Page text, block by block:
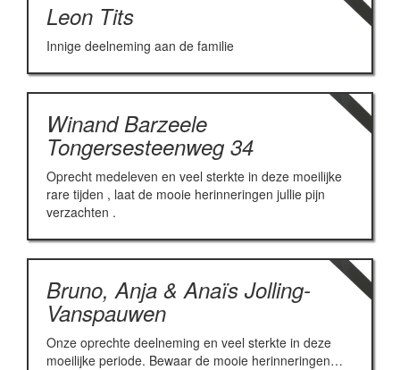
Leon Tits
Innige deelneming aan de familie
Winand Barzeele
Tongersesteenweg 34
Oprecht medeleven en veel sterkte in deze moeilijke
rare tijden , laat de mooie herinneringen jullie pijn
verzachten .
Bruno, Anja & Anaïs Jolling-
Vanspauwen
Onze oprechte deelneming en veel sterkte in deze
moeilijke periode. Bewaar de mooie herinneringen…